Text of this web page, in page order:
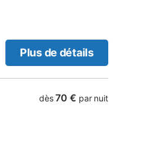
Plus de détails
dès 70 € par nuit